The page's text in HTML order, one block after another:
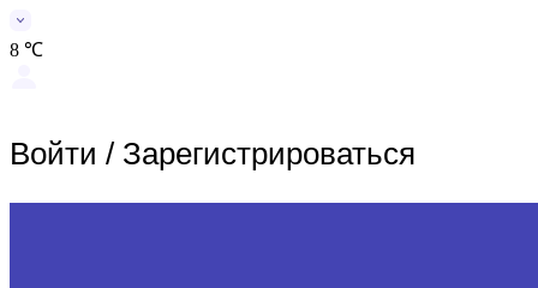
8 ℃
Войти / Зарегистрироваться